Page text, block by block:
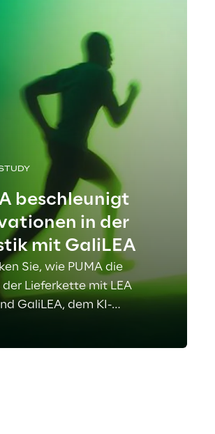
beschleunigt
in der
mit GaliLEA
Sie, wie PUMA die
Lieferkette mit LEA
GaliLEA, dem KI-